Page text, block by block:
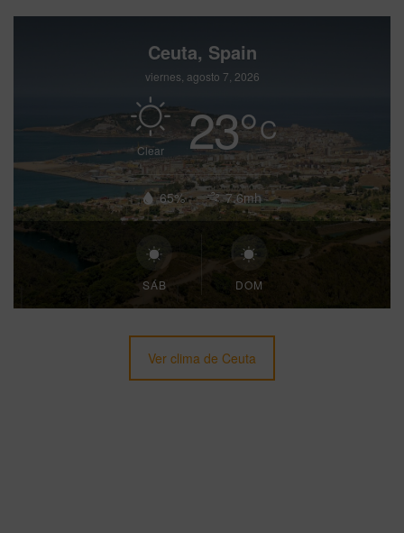
Ceuta, Spain
viernes, agosto 7, 2026
Clear 23°C
65% 7.6mh
SÁB DOM
Ver clima de Ceuta